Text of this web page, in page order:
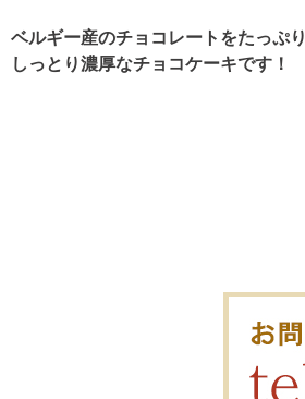
ベルギー産のチョコレートをたっぷ
しっとり濃厚なチョコケーキです！